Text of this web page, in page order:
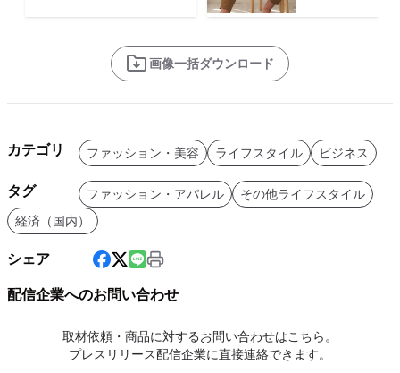
画像一括ダウンロード
カテゴリ ファッション・美容 ライフスタイル ビジネス
タグ ファッション・アパレル
その他ライフスタイル
経済（国内）
シェア
配信企業へのお問い合わせ
取材依頼・商品に対するお問い合わせはこちら。
プレスリリース配信企業に直接連絡できます。